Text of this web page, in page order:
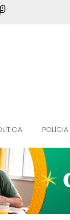
POLÍCIA